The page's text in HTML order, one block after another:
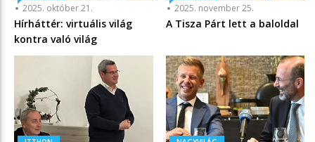
2025. október 21.
Hírháttér: virtuális világ
kontra való világ
2025. november 25.
A Tisza Párt lett a baloldal